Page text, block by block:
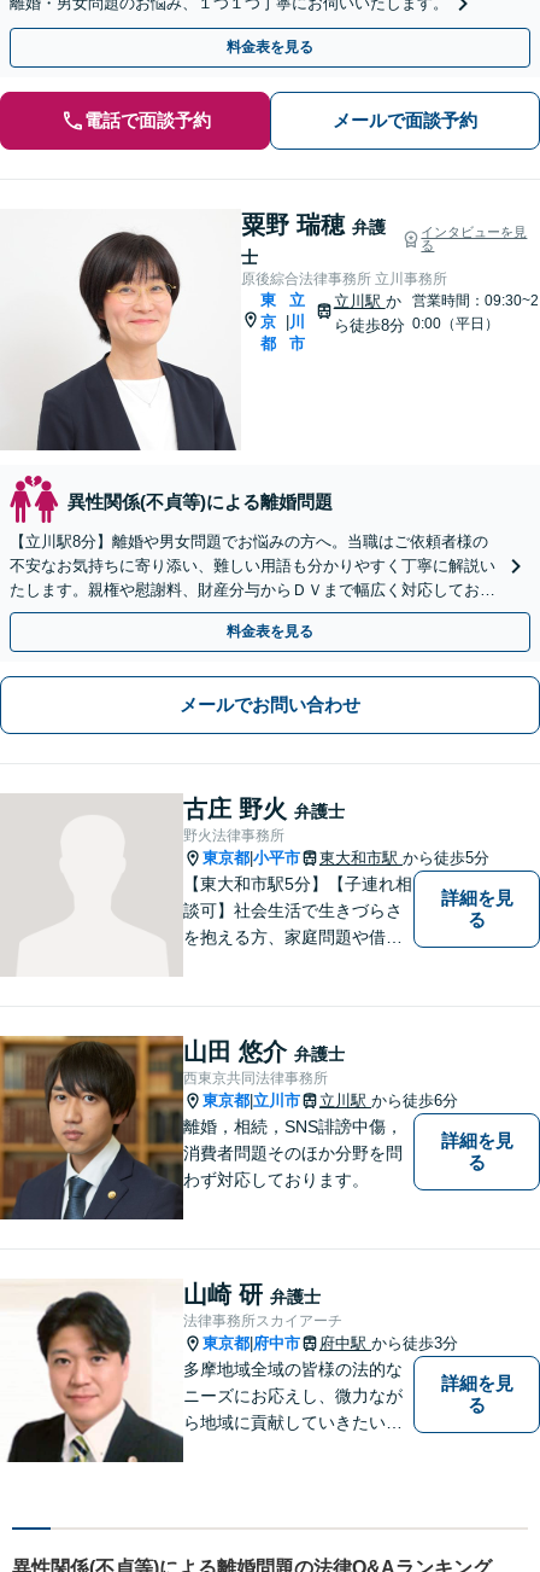
料金表を見る
電話で面談予約 メールで面談予約
粟野 瑞穂 弁護
士
インタビューを見
る
原後綜合法律事務所 立川事務所
東
京
都
立
川
市
立川駅 か
ら徒歩8分
営業時間：09:30~2
0:00（平日）
異性関係(不貞等)による離婚問題
【立川駅8分】離婚や男女問題でお悩みの方へ。当職はご依頼者様の
不安なお気持ちに寄り添い、難しい用語も分かりやすく丁寧に解説い
たします。親権や慰謝料、財産分与からＤＶまで幅広く対応しており
ます。夜間休日のご相談やweb面談も可能です。
料金表を見る
メールでお問い合わせ
古庄 野火 弁護士
野火法律事務所
東京都 小平市 東大和市駅 から徒歩5分
【東大和市駅5分】【子連れ相
談可】社会生活で生きづらさ
を抱える方、家庭問題や借金
談無料】【分割払い可】【法
テラス利用可】
詳細を見
る
山田 悠介 弁護士
西東京共同法律事務所
東京都 立川市 立川駅 から徒歩6分
離婚，相続，SNS誹謗中傷，
消費者問題そのほか分野を問
わず対応しております。
詳細を見
る
山崎 研 弁護士
法律事務所スカイアーチ
東京都 府中市 府中駅 から徒歩3分
多摩地域全域の皆様の法的な
ニーズにお応えし、微力なが
ら地域に貢献していきたいと
詳細を見
る
異性関係(不貞等)による離婚問題の法律Q&Aランキング